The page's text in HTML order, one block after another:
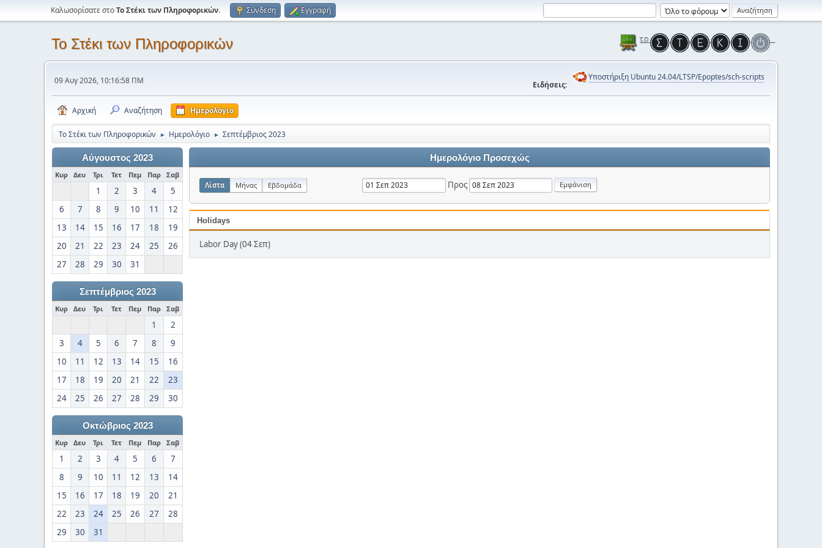
Καλωσορίσατε στοΤο Στέκι των Πληροφορικών. Σύνδεση Εγγραφή
Το Στέκι των Πληροφορικών
09 Αυγ 2026, 10:16:58 ΠΜ Ειδήσεις:
Υποστήριξη Ubuntu 24.04/LTSP/Epoptes/sch-scripts
Αρχική Αναζήτηση Ημερολόγιο
Το Στέκι των Πληροφορικών ► Ημερολόγιο ► Σεπτέμβριος 2023
Αύγουστος 2023
Κυρ Δευ Τρι Τετ Πεμ Παρ Σαβ
1 2 3 4
5
6
7 8 9 10 11
12
13
14 15 16 17 18
19
20
21 22 23 24 25
26
27
28 29 30 31
Σεπτέμβριος 2023
Κυρ Δευ Τρι Τετ Πεμ Παρ Σαβ
1
2
3
4 5 6 7 8
9
10
11 12 13 14 15
16
17
18 19 20 21 22
23
24
25 26 27 28 29 30
Οκτώβριος 2023
Κυρ Δευ Τρι Τετ Πεμ Παρ Σαβ
1 2 3 4 5 6
7
8
9 10 11 12 13
14
15
16 17 18 19 20
21
22
23 24 25 26 27
28
29
30 31
Ημερολόγιο Προσεχώς
Λίστα Μήνας Εβδομάδα Προς
Holidays
Labor Day (04 Σεπ)